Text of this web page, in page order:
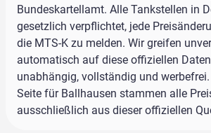
Bundeskartellamt. Alle Tankstellen in
gesetzlich verpflichtet, jede
die MTS-K zu melden. Wir greifen
automatisch auf diese offiziellen
unabhängig, vollständig und
Seite für Ballhausen stammen alle
ausschließlich aus dieser offiziellen